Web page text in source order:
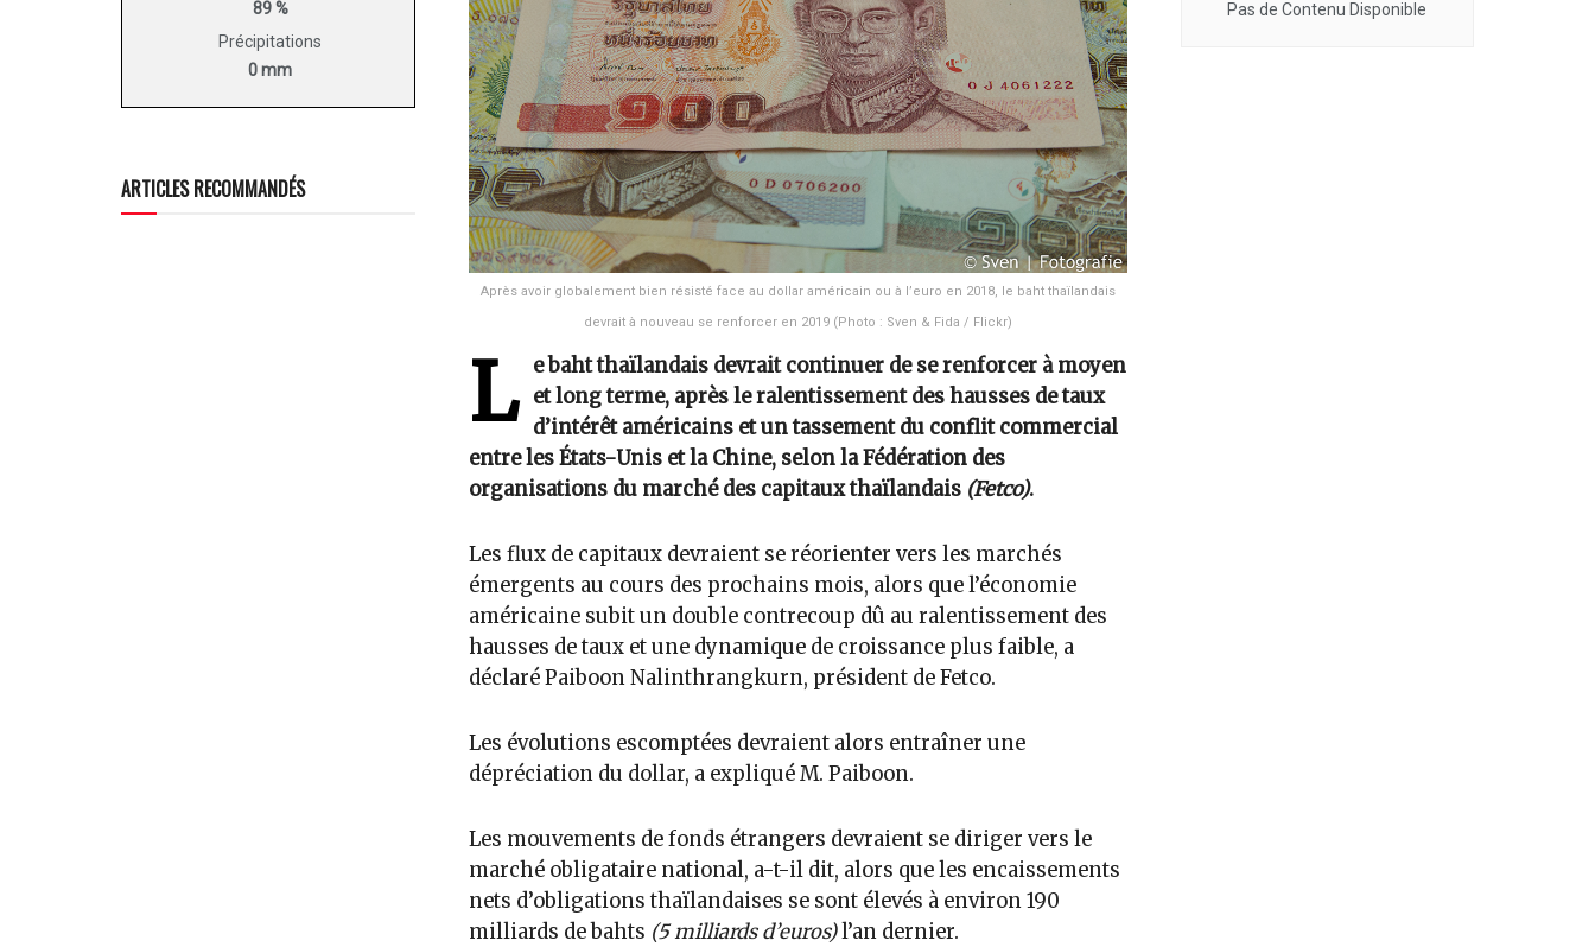
Après avoir globalement bien résisté face au dollar américain ou à l’euro en 2018, le baht thaïlandais
devrait à nouveau se renforcer en 2019 (Photo : Sven & Fida / Flickr)
L
e baht thaïlandais devrait continuer de se renforcer à moyen
et long terme, après le ralentissement des hausses de taux
d’intérêt américains et un tassement du conflit commercial
entre les États-Unis et la Chine, selon la Fédération des
organisations du marché des capitaux thaïlandais (Fetco).
Les flux de capitaux devraient se réorienter vers les marchés
émergents au cours des prochains mois, alors que l’économie
américaine subit un double contrecoup dû au ralentissement des
hausses de taux et une dynamique de croissance plus faible, a
déclaré Paiboon Nalinthrangkurn, président de Fetco.
Les évolutions escomptées devraient alors entraîner une
dépréciation du dollar, a expliqué M. Paiboon.
Les mouvements de fonds étrangers devraient se diriger vers le
marché obligataire national, a-t-il dit, alors que les encaissements
nets d’obligations thaïlandaises se sont élevés à environ 190
milliards de bahts (5 milliards d’euros)l’an dernier.
89 %
Précipitations
0 mm
ARTICLES RECOMMANDÉS
Pas de Contenu Disponible